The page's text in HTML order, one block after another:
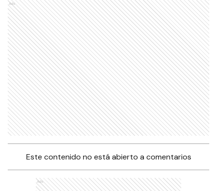
Ads
Este contenido no está abierto a comentarios
Ads